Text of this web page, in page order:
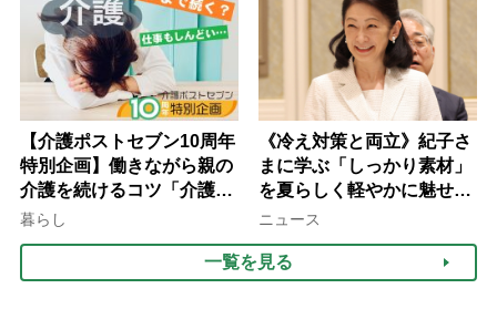
【介護ポストセブン10周年
特別企画】働きながら親の
介護を続けるコツ「介護は
10年以上続くことも…3つ
みよう」【社会福祉士解
説】
暮らし
《冷え対策と両立》紀子さ
まに学ぶ「しっかり素材」
を夏らしく軽やかに魅せる
3つの着こなし法則
ニュース
一覧を見る